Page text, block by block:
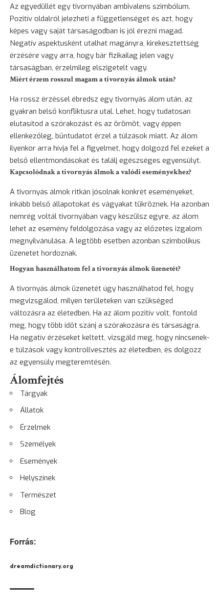
Az egyedüllét egy tivornyában ambivalens szimbólum.
Pozitív oldalról jelezheti a függetlenséget és azt, hogy
képes vagy saját társaságodban is jól érezni magad.
Negatív aspektusként utalhat magányra, kirekesztettség
érzésére vagy arra, hogy bár fizikailag jelen vagy
társaságban, érzelmileg elszigetelt vagy.
Miért érzem rosszul magam a tivornyás álmok után?
Ha rossz érzéssel ébredsz egy tivornyás álom után, az
gyakran belső konfliktusra utal. Lehet, hogy tudatosan
elutasítod a szórakozást és az örömöt, vagy éppen
ellenkezőleg, bűntudatot érzel a túlzások miatt. Az álom
ilyenkor arra hívja fel a figyelmet, hogy dolgozd fel ezeket a
belső ellentmondásokat és találj egészséges egyensúlyt.
Kapcsolódnak a tivornyás álmok a valódi eseményekhez?
A tivornyás álmok ritkán jósolnak konkrét eseményeket,
inkább belső állapotokat és vágyakat tükröznek. Ha azonban
nemrég voltál tivornyában vagy készülsz egyre, az álom
lehet az esemény feldolgozása vagy az előzetes izgalom
megnyilvánulása. A legtöbb esetben azonban szimbolikus
üzenetet hordoznak.
Hogyan használhatom fel a tivornyás álmok üzenetét?
A tivornyás álmok üzenetét úgy használhatod fel, hogy
megvizsgálod, milyen területeken van szükséged
változásra az életedben. Ha az álom pozitív volt, fontold
meg, hogy több időt szánj a szórakozásra és társaságra.
Ha negatív érzéseket keltett, vizsgáld meg, hogy nincsenek-
e túlzások vagy kontrollvesztés az életedben, és dolgozz
az egyensúly megteremtésén.
Álomfejtés
Tárgyak
Állatok
Érzelmek
Személyek
Események
Helyszínek
Természet
Blog
Forrás:
dreamdictionary.org